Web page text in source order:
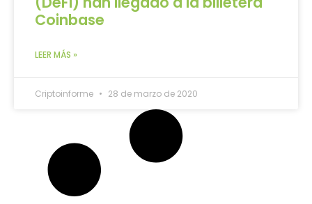
Coinbase
LEER MÁS »
Criptoinforme 28 de marzo de 2020